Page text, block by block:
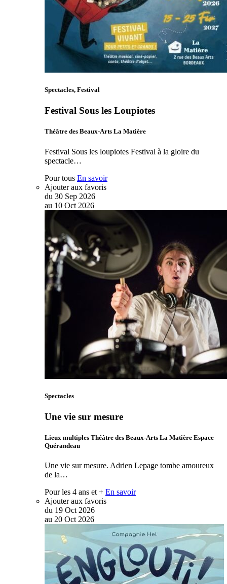
Spectacles, Festival
Festival Sous les Loupiotes
Théâtre des Beaux-Arts La Matière
Festival Sous les loupiotes Festival à la gloire du
spectacle…
Pour tous En savoir
Ajouter aux favoris
du 30 Sep 2026
au 10 Oct 2026
Spectacles
Une vie sur mesure
Lieux multiples Théâtre des Beaux-Arts La Matière Espace
Quérandeau
Une vie sur mesure. Adrien Lepage tombe amoureux
de la…
Pour les 4 ans et + En savoir
Ajouter aux favoris
du 19 Oct 2026
au 20 Oct 2026